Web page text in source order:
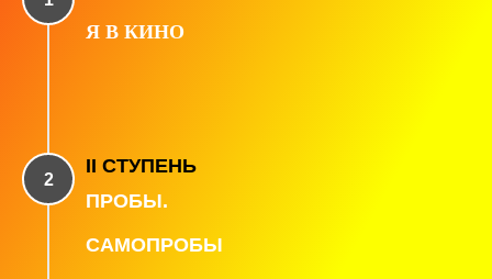
Я В КИНО
II СТУПЕНЬ
ПРОБЫ.
САМОПРОБЫ